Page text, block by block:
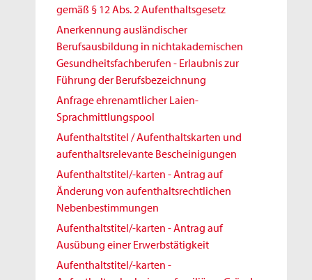
gemäß § 12 Abs. 2 Aufenthaltsgesetz
Anerkennung ausländischer
Berufsausbildung in nichtakademischen
Gesundheitsfachberufen - Erlaubnis zur
Führung der Berufsbezeichnung
Anfrage ehrenamtlicher Laien-
Sprachmittlungspool
Aufenthaltstitel / Aufenthaltskarten und
aufenthaltsrelevante Bescheinigungen
Aufenthaltstitel/-karten - Antrag auf
Änderung von aufenthaltsrechtlichen
Nebenbestimmungen
Aufenthaltstitel/-karten - Antrag auf
Ausübung einer Erwerbstätigkeit
Aufenthaltstitel/-karten -